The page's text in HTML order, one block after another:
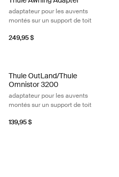
adaptateur pour les auvents
montés sur un support de toit
249,95 $
Thule OutLand/Thule
Omnistor 3200
adaptateur pour les auvents
montés sur un support de toit
139,95 $